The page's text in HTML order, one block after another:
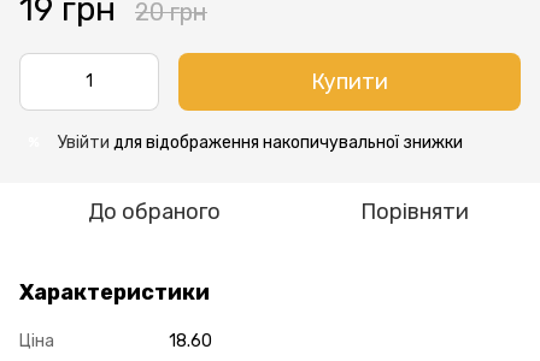
19 грн 20 грн
Купити
Увійти для відображення накопичувальної знижки
До обраного Порівняти
Характеристики
Ціна
18.60